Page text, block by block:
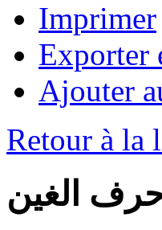
Imprimer
Exporter
Ajouter
Retour à la
حرف الغين